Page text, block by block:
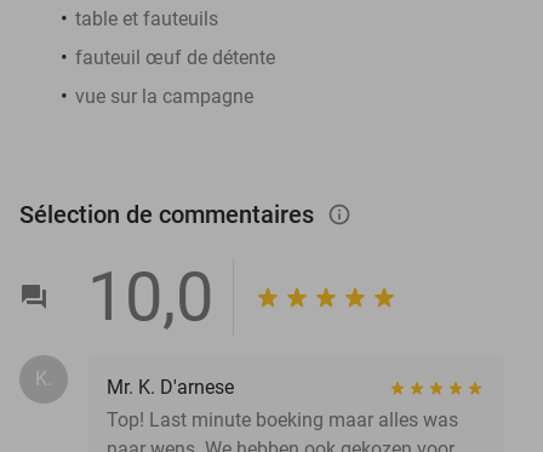
table et fauteuils
fauteuil œuf de détente
vue sur la campagne
Sélection de commentaires info_outlined
10,0
K.
Mr. K. D'arnese
Top! Last minute boeking maar alles was